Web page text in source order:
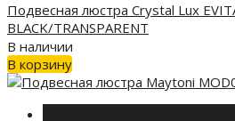
Подвесная люстра Crystal Lux
BLACK/TRANSPARENT
В наличии
В корзину